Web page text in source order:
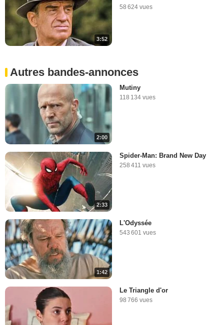
3:52
58 624 vues
Autres bandes-annonces
2:00
Mutiny
118 134 vues
2:33
Spider-Man: Brand New Day
258 411 vues
1:42
L'Odyssée
543 601 vues
Le Triangle d'or
98 766 vues